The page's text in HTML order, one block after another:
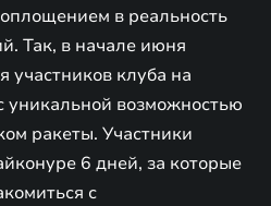
в реальность
Так, в начале июня
участников клуба на
уникальной возможностью
ракеты. Участники
6 дней, за которые
с